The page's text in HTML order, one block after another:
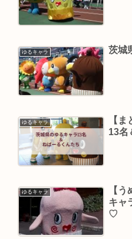
ゆるキャラ 茨城
ゆるキャラ
【
13名
ゆるキャラ
【
キャ
♡